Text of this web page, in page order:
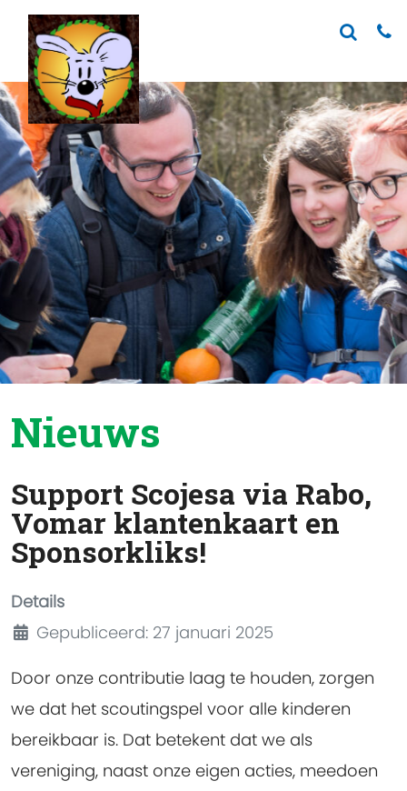
Nieuws
Support Scojesa via Rabo,
Vomar klantenkaart en
Sponsorkliks!
Details
Gepubliceerd: 27 januari 2025
Door onze contributie laag te houden, zorgen
we dat het scoutingspel voor alle kinderen
bereikbaar is. Dat betekent dat we als
vereniging, naast onze eigen acties, meedoen